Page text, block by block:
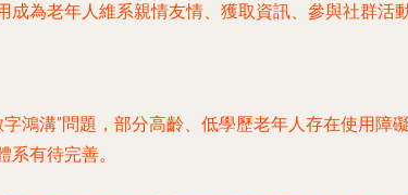
為老年人維系親情友情、獲取資訊、參與社群活
鴻溝”問題，部分高齡、低學歷老年人存在使用
有待完善。